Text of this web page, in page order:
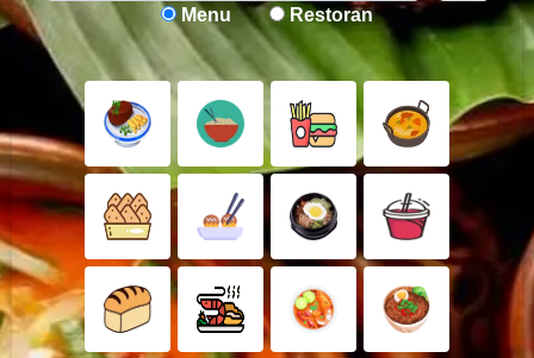
Menu Restoran